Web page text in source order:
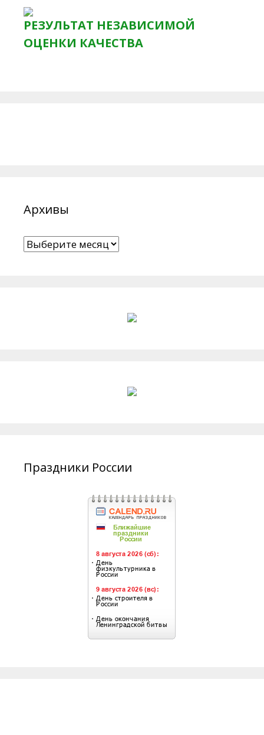
РЕЗУЛЬТАТ НЕЗАВИСИМОЙ
ОЦЕНКИ КАЧЕСТВА
Архивы
Архивы
Праздники России